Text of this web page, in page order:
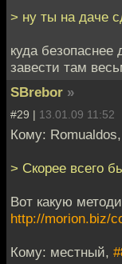
> ну ты на даче
куда безопаснее
завести там
SBrebor »
#29 | 13.01.09 11:52
Кому: Romualdos,
> Скорее всего
Вот какую
http://morion.biz/
Кому: местный,